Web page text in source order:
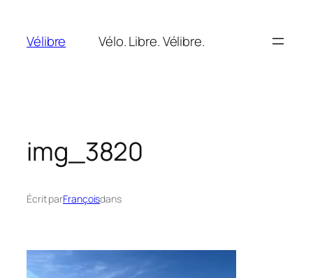
contenu
Vélibre Vélo. Libre. Vélibre.
img_3820
Écrit parFrançoisdans